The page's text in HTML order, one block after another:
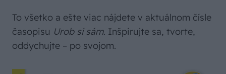
To všetko a ešte viac nájdete v aktuálnom čísle
časopisu Urob si sám. Inšpirujte sa, tvorte,
oddychujte – po svojom.